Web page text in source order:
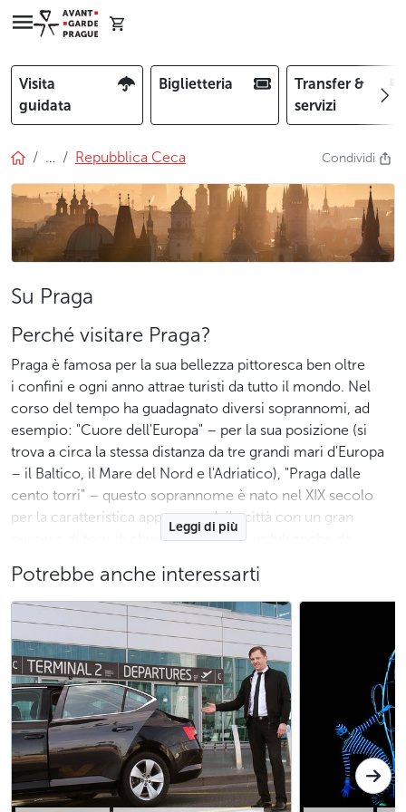
Visita
guidata
Biglietteria
Transfer &
servizi
… Repubblica Ceca Condividi
Su Praga
Perché visitare Praga?
Praga è famosa per la sua bellezza pittoresca ben oltre
i confini e ogni anno attrae turisti da tutto il mondo. Nel
corso del tempo ha guadagnato diversi soprannomi, ad
esempio: "Cuore dell'Europa" – per la sua posizione (si
trova a circa la stessa distanza da tre grandi mari d'Europa
– il Baltico, il Mare del Nord e l'Adriatico), "Praga dalle
cento torri" – questo soprannome è nato nel XIX secolo
per la caratteristica apparenza della città con un gran
numero di torri di chiese facilmente visibili anche da
numero esatto non è noto, ma si stima attorno alle 1000),
questo nome evocante l'atmosfera romantica della città è
rimasto. "Praga di pietra" – il nome è nato nel X secolo
grazie agli edifici in pietra dell'architettura romanica.
Praga vanta un gran numero di monumenti iscritti nella
lista del patrimonio mondiale dell'UNESCO. Il centro
storico con i suoi capolavori architettonici, tra cui case
storiche, ponti e vicoli lastricati, con il
Castello di Praga
che svetta, conserva il suo fascino unico in ogni stagione.
I visitatori sono solitamente piacevolmente sorpresi anche
Leggi di più
Potrebbe anche interessarti